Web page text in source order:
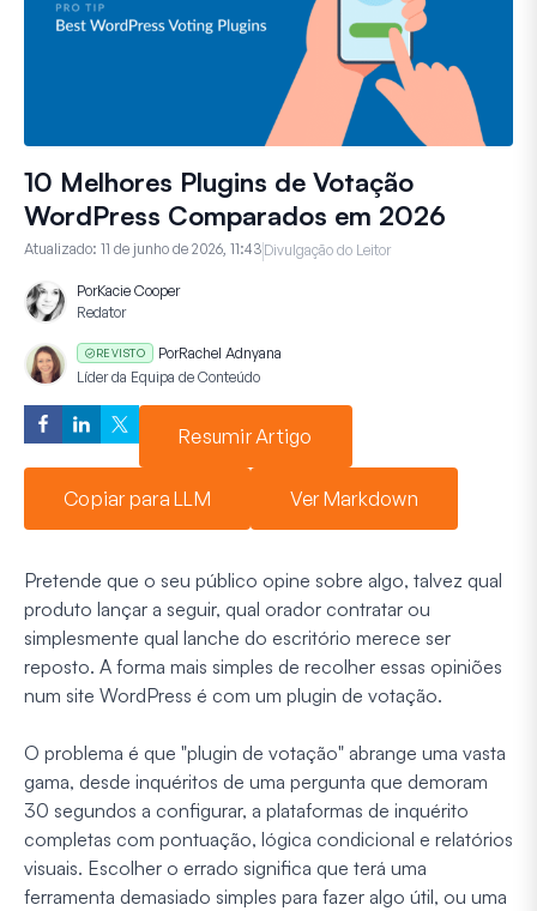
10 Melhores Plugins de Votação
WordPress Comparados em 2026
Atualizado: 11 de junho de 2026, 11:43 Divulgação do Leitor
PorKacie Cooper
Redator
REVISTO PorRachel Adnyana
Líder da Equipa de Conteúdo
Resumir Artigo
Copiar para LLM Ver Markdown
Pretende que o seu público opine sobre algo, talvez qual
produto lançar a seguir, qual orador contratar ou
simplesmente qual lanche do escritório merece ser
reposto. A forma mais simples de recolher essas opiniões
num site WordPress é com um plugin de votação.
O problema é que "plugin de votação" abrange uma vasta
gama, desde inquéritos de uma pergunta que demoram
30 segundos a configurar, a plataformas de inquérito
completas com pontuação, lógica condicional e relatórios
visuais. Escolher o errado significa que terá uma
ferramenta demasiado simples para fazer algo útil, ou uma